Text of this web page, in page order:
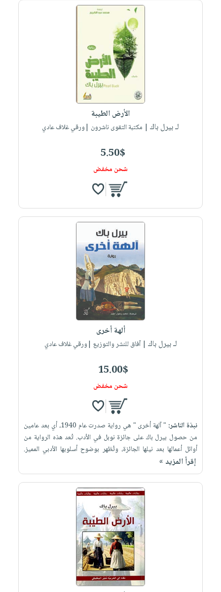
الأرض الطيبة
لـ بيرل باك | مكتبة التقوى ناشرون |ورقي غلاف عادي
5.50$
شحن مخفض
ألهة أخرى
لـ بيرل باك | آفاق للنشر والتوزيع |ورقي غلاف عادي
15.00$
شحن مخفض
نبذة الناشر:
" آلهة أخرى " هي رواية صدرت عام 1940، أي بعد عامين
من حصول بيرل باك على جائزة نوبل في الأدب. تُعد هذه الرواية من
أوائل أعمالها بعد نيلها الجائزة، وتُظهر بوضوح أسلوبها الأدبي المميز.
إقرأ المزيد »